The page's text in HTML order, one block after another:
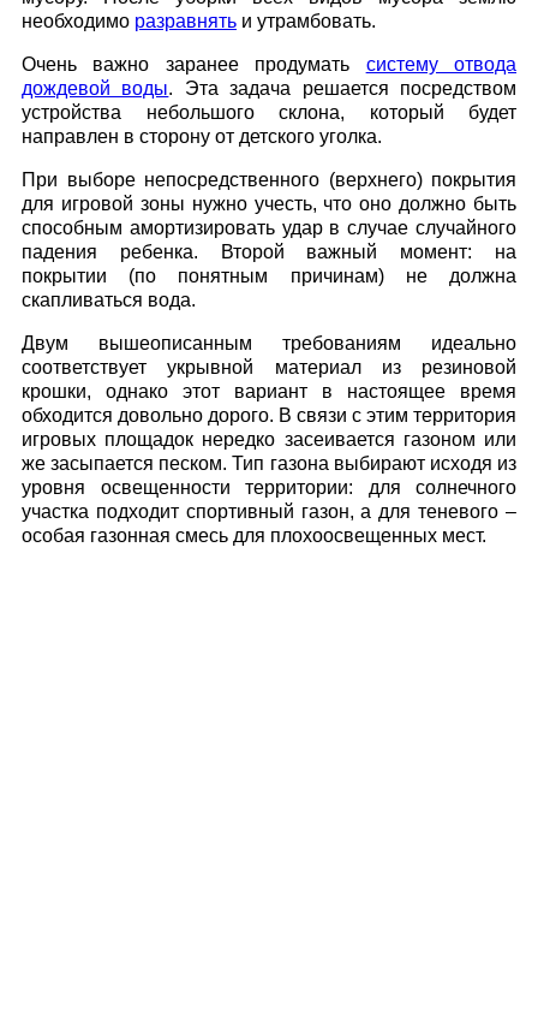
необходимо разравнять и утрамбовать.
Очень важно заранее продумать систему отвода
дождевой воды. Эта задача решается посредством
устройства небольшого склона, который будет
направлен в сторону от детского уголка.
При выборе непосредственного (верхнего) покрытия
для игровой зоны нужно учесть, что оно должно быть
способным амортизировать удар в случае случайного
падения ребенка. Второй важный момент: на
покрытии (по понятным причинам) не должна
скапливаться вода.
Двум вышеописанным требованиям идеально
соответствует укрывной материал из резиновой
крошки, однако этот вариант в настоящее время
обходится довольно дорого. В связи с этим территория
игровых площадок нередко засеивается газоном или
же засыпается песком. Тип газона выбирают исходя из
уровня освещенности территории: для солнечного
участка подходит спортивный газон, а для теневого –
особая газонная смесь для плохоосвещенных мест.